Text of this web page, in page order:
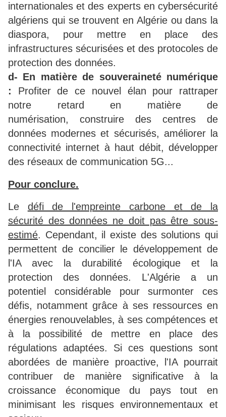
internationales et des experts en cybersécurité
algériens qui se trouvent en Algérie ou dans la
diaspora, pour mettre en place des
infrastructures sécurisées et des protocoles de
protection des données.
d- En matière de souveraineté numérique
: Profiter de ce nouvel élan pour rattraper
notre retard en matière de
numérisation, construire des centres de
données modernes et sécurisés, améliorer la
connectivité internet à haut débit, développer
des réseaux de communication 5G...
Pour conclure.
Le défi de l'empreinte carbone et de la
sécurité des données ne doit pas être sous-
estimé. Cependant, il existe des solutions qui
permettent de concilier le développement de
l'IA avec la durabilité écologique et la
protection des données. L'Algérie a un
potentiel considérable pour surmonter ces
défis, notamment grâce à ses ressources en
énergies renouvelables, à ses compétences et
à la possibilité de mettre en place des
régulations adaptées. Si ces questions sont
abordées de manière proactive, l'IA pourrait
contribuer de manière significative à la
croissance économique du pays tout en
minimisant les risques environnementaux et